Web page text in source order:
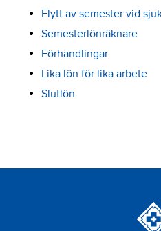
Flytt av semester vid
Semesterlönräknare
Förhandlingar
Lika lön för lika arbete
Slutlön